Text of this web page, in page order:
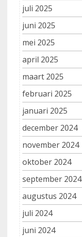
juli 2025
juni 2025
mei 2025
april 2025
maart 2025
februari 2025
januari 2025
december 2024
november 2024
oktober 2024
september 2024
augustus 2024
juli 2024
juni 2024